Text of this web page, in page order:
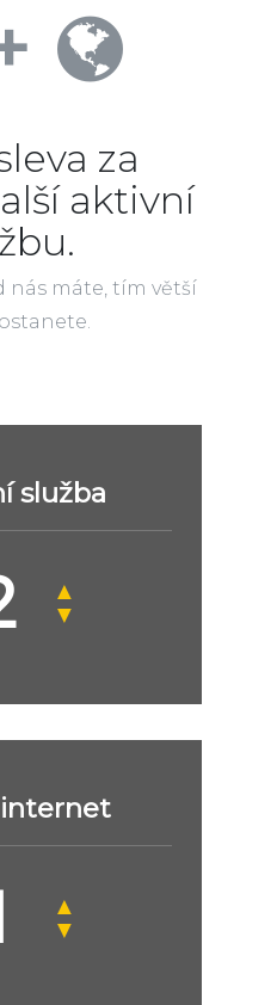
za
aktivní
nás máte, tím větší
služba
▲
▼
▲
▼